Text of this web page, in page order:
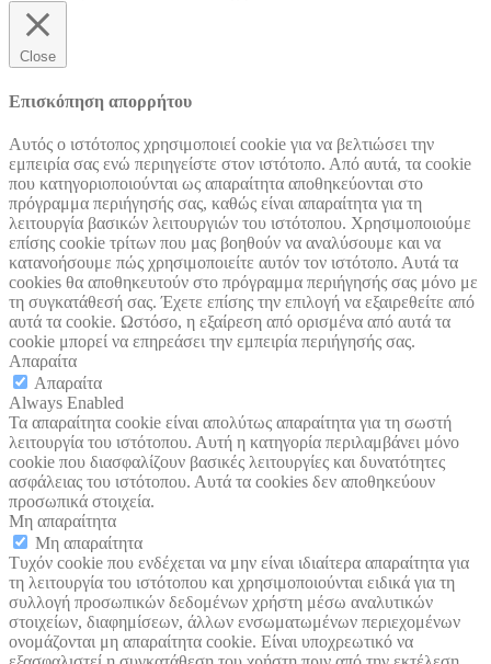
Close
Επισκόπηση απορρήτου
Αυτός ο ιστότοπος χρησιμοποιεί cookie για να βελτιώσει την
εμπειρία σας ενώ περιηγείστε στον ιστότοπο. Από αυτά, τα cookie
που κατηγοριοποιούνται ως απαραίτητα αποθηκεύονται στο
πρόγραμμα περιήγησής σας, καθώς είναι απαραίτητα για τη
λειτουργία βασικών λειτουργιών του ιστότοπου. Χρησιμοποιούμε
επίσης cookie τρίτων που μας βοηθούν να αναλύσουμε και να
κατανοήσουμε πώς χρησιμοποιείτε αυτόν τον ιστότοπο. Αυτά τα
cookies θα αποθηκευτούν στο πρόγραμμα περιήγησής σας μόνο με
τη συγκατάθεσή σας. Έχετε επίσης την επιλογή να εξαιρεθείτε από
αυτά τα cookie. Ωστόσο, η εξαίρεση από ορισμένα από αυτά τα
cookie μπορεί να επηρεάσει την εμπειρία περιήγησής σας.
Απαραίτα
Απαραίτα
Always Enabled
Τα απαραίτητα cookie είναι απολύτως απαραίτητα για τη σωστή
λειτουργία του ιστότοπου. Αυτή η κατηγορία περιλαμβάνει μόνο
cookie που διασφαλίζουν βασικές λειτουργίες και δυνατότητες
ασφάλειας του ιστότοπου. Αυτά τα cookies δεν αποθηκεύουν
προσωπικά στοιχεία.
Μη απαραίτητα
Μη απαραίτητα
Τυχόν cookie που ενδέχεται να μην είναι ιδιαίτερα απαραίτητα για
τη λειτουργία του ιστότοπου και χρησιμοποιούνται ειδικά για τη
συλλογή προσωπικών δεδομένων χρήστη μέσω αναλυτικών
στοιχείων, διαφημίσεων, άλλων ενσωματωμένων περιεχομένων
ονομάζονται μη απαραίτητα cookie. Είναι υποχρεωτικό να